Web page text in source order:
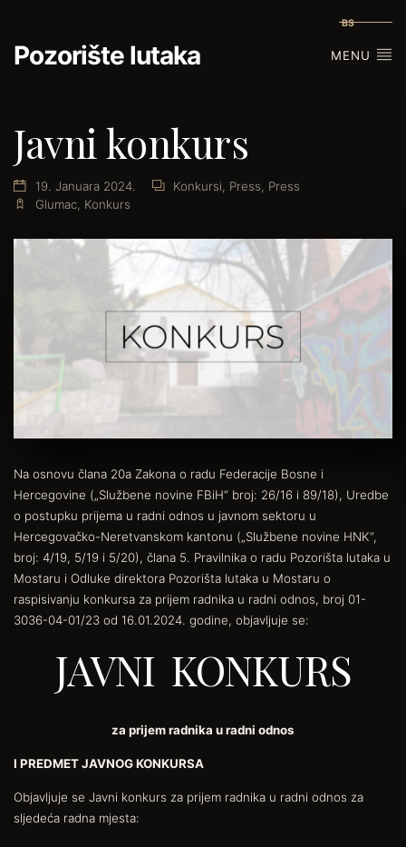
BS
Pozorište lutaka MENU
Javni konkurs
19. Januara 2024. Konkursi Press
Press
Glumac, Konkurs
Na osnovu člana 20a Zakona o radu Federacije Bosne i
Hercegovine („Službene novine FBiH“ broj: 26/16 i 89/18), Uredbe
o postupku prijema u radni odnos u javnom sektoru u
Hercegovačko-Neretvanskom kantonu („Službene novine HNK“,
broj: 4/19, 5/19 i 5/20), člana 5. Pravilnika o radu Pozorišta lutaka u
Mostaru i Odluke direktora Pozorišta lutaka u Mostaru o
raspisivanju konkursa za prijem radnika u radni odnos, broj 01-
3036-04-01/23 od 16.01.2024. godine, objavljuje se:
JAVNI KONKURS
za prijem radnika u radni odnos
I PREDMET JAVNOG KONKURSA
Objavljuje se Javni konkurs za prijem radnika u radni odnos za
sljedeća radna mjesta: